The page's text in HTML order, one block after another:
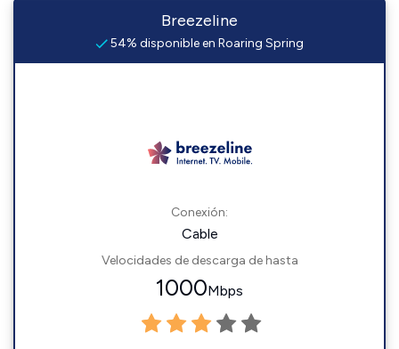
Breezeline
54% disponible en Roaring Spring
Conexión:
Cable
Velocidades de descarga de hasta
1000Mbps